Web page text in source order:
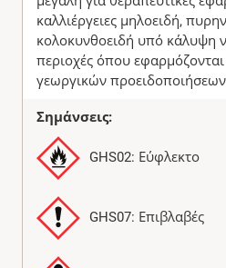
καλλιέργειες μηλοειδή,
κολοκυνθοειδή υπό κάλυψη
περιοχές όπου
γεωργικών
Σημάνσεις:
GHS02: Εύφλεκτο
GHS07: Επιβλαβές